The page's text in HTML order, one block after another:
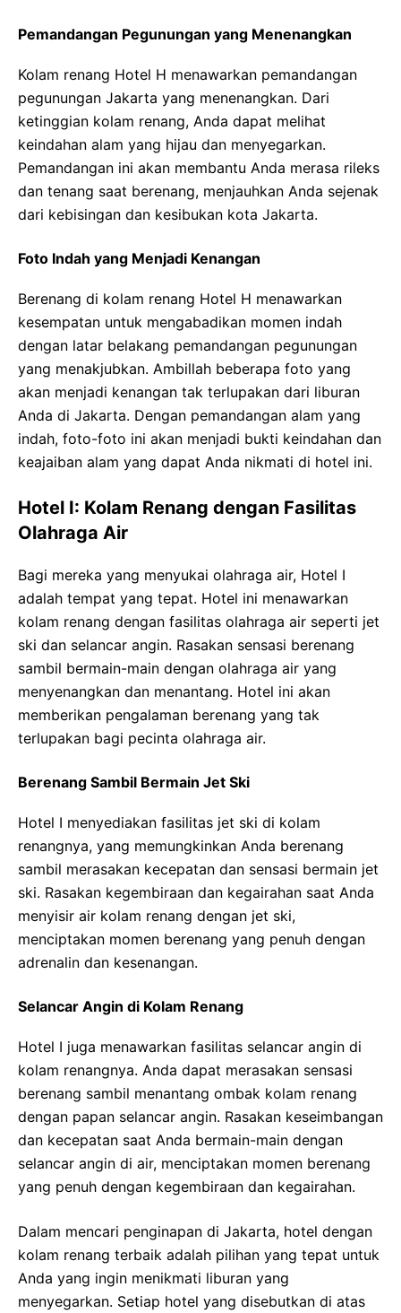
Pemandangan Pegunungan yang Menenangkan
Kolam renang Hotel H menawarkan pemandangan
pegunungan Jakarta yang menenangkan. Dari
ketinggian kolam renang, Anda dapat melihat
keindahan alam yang hijau dan menyegarkan.
Pemandangan ini akan membantu Anda merasa rileks
dan tenang saat berenang, menjauhkan Anda sejenak
dari kebisingan dan kesibukan kota Jakarta.
Foto Indah yang Menjadi Kenangan
Berenang di kolam renang Hotel H menawarkan
kesempatan untuk mengabadikan momen indah
dengan latar belakang pemandangan pegunungan
yang menakjubkan. Ambillah beberapa foto yang
akan menjadi kenangan tak terlupakan dari liburan
Anda di Jakarta. Dengan pemandangan alam yang
indah, foto-foto ini akan menjadi bukti keindahan dan
keajaiban alam yang dapat Anda nikmati di hotel ini.
Hotel I: Kolam Renang dengan Fasilitas
Olahraga Air
Bagi mereka yang menyukai olahraga air, Hotel I
adalah tempat yang tepat. Hotel ini menawarkan
kolam renang dengan fasilitas olahraga air seperti jet
ski dan selancar angin. Rasakan sensasi berenang
sambil bermain-main dengan olahraga air yang
menyenangkan dan menantang. Hotel ini akan
memberikan pengalaman berenang yang tak
terlupakan bagi pecinta olahraga air.
Berenang Sambil Bermain Jet Ski
Hotel I menyediakan fasilitas jet ski di kolam
renangnya, yang memungkinkan Anda berenang
sambil merasakan kecepatan dan sensasi bermain jet
ski. Rasakan kegembiraan dan kegairahan saat Anda
menyisir air kolam renang dengan jet ski,
menciptakan momen berenang yang penuh dengan
adrenalin dan kesenangan.
Selancar Angin di Kolam Renang
Hotel I juga menawarkan fasilitas selancar angin di
kolam renangnya. Anda dapat merasakan sensasi
berenang sambil menantang ombak kolam renang
dengan papan selancar angin. Rasakan keseimbangan
dan kecepatan saat Anda bermain-main dengan
selancar angin di air, menciptakan momen berenang
yang penuh dengan kegembiraan dan kegairahan.
Dalam mencari penginapan di Jakarta, hotel dengan
kolam renang terbaik adalah pilihan yang tepat untuk
Anda yang ingin menikmati liburan yang
menyegarkan. Setiap hotel yang disebutkan di atas